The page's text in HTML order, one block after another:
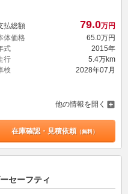
払総額 79.0万円
体価格
65.0万円
式
2015年
行
5.4万km
検
2028年07月
他の情報を開く
在庫確認・見積依頼（無料）
セーフティ